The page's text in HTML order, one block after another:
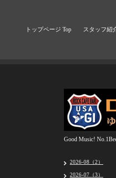
トップページ Top スタッフ紹
Good Music!
2026-08（2）
2026-07（3）